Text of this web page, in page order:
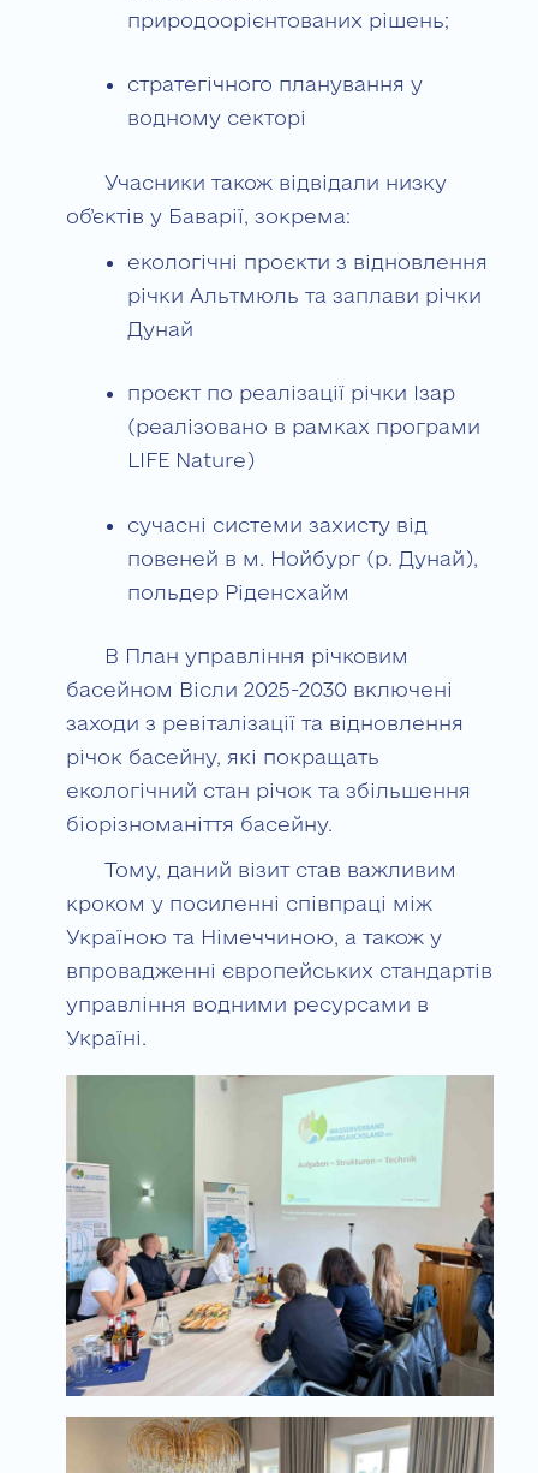
природоорієнтованих рішень;
стратегічного планування у
водному секторі
Учасники також відвідали низку
об’єктів у Баварії, зокрема:
екологічні проєкти з відновлення
річки Альтмюль та заплави річки
Дунай
проєкт по реалізації річки Ізар
(реалізовано в рамках програми
LIFE Nature)
сучасні системи захисту від
повеней в м. Нойбург (р. Дунай),
польдер Ріденсхайм
В План управління річковим
басейном Вісли 2025-2030 включені
заходи з ревіталізації та відновлення
річок басейну, які покращать
екологічний стан річок та збільшення
біорізноманіття басейну.
Тому, даний візит став важливим
кроком у посиленні співпраці між
Україною та Німеччиною, а також у
впровадженні європейських стандартів
управління водними ресурсами в
Україні.